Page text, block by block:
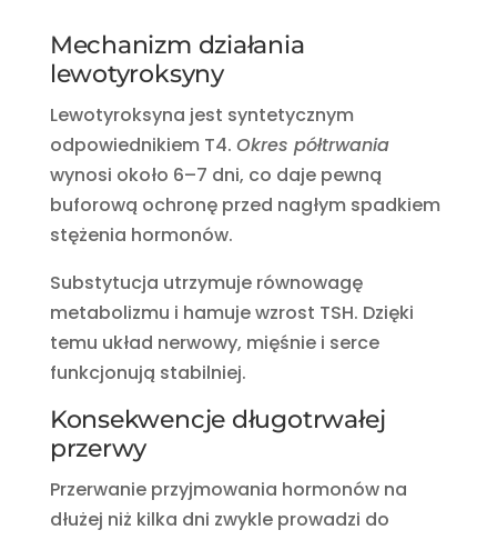
Mechanizm działania
lewotyroksyny
Lewotyroksyna jest syntetycznym
odpowiednikiem T4. Okres półtrwania
wynosi około 6–7 dni, co daje pewną
buforową ochronę przed nagłym spadkiem
stężenia hormonów.
Substytucja utrzymuje równowagę
metabolizmu i hamuje wzrost TSH. Dzięki
temu układ nerwowy, mięśnie i serce
funkcjonują stabilniej.
Konsekwencje długotrwałej
przerwy
Przerwanie przyjmowania hormonów na
dłużej niż kilka dni zwykle prowadzi do